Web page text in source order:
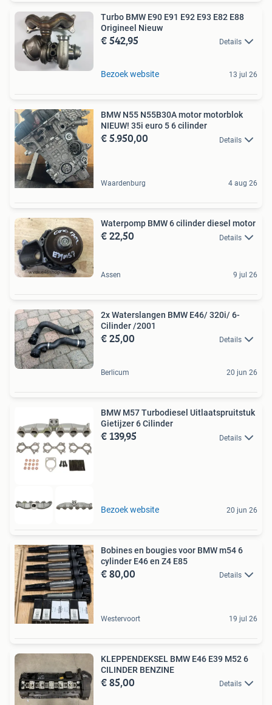
Turbo BMW E90 E91 E92 E93 E82 E88
Origineel Nieuw
€ 542,95 Details
Bezoek website 13 jul 26
BMW N55 N55B30A motor motorblok
NIEUW! 35i euro 5 6 cilinder
€ 5.950,00 Details
Waardenburg 4 aug 26
Waterpomp BMW 6 cilinder diesel motor
€ 22,50 Details
Assen 9 jul 26
2x Waterslangen BMW E46/ 320i/ 6-
Cilinder /2001
€ 25,00 Details
Berlicum 20 jun 26
BMW M57 Turbodiesel Uitlaatspruitstuk
Gietijzer 6 Cilinder
€ 139,95 Details
Bezoek website 20 jun 26
Bobines en bougies voor BMW m54 6
cylinder E46 en Z4 E85
€ 80,00 Details
Westervoort 19 jul 26
KLEPPENDEKSEL BMW E46 E39 M52 6
CILINDER BENZINE
€ 85,00 Details